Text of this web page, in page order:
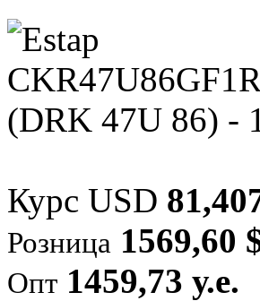
Курс USD
Розница 1569,60
Опт 1459,73 у.е.